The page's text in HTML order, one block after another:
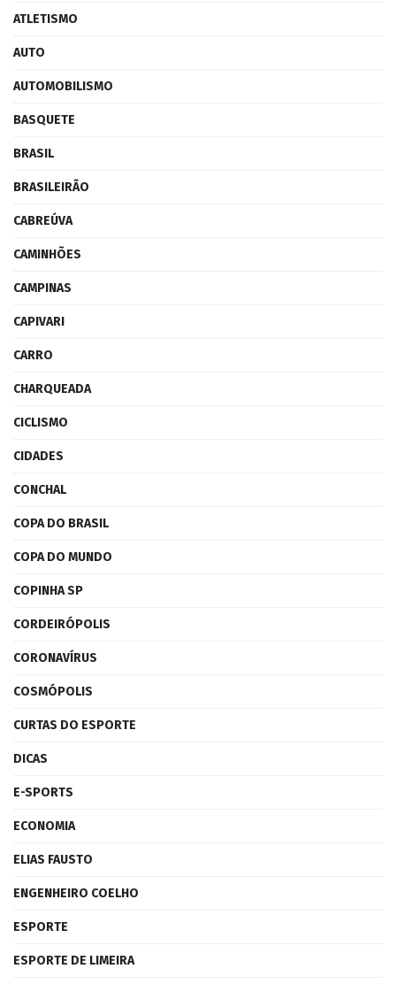
ATLETISMO
AUTO
AUTOMOBILISMO
BASQUETE
BRASIL
BRASILEIRÃO
CABREÚVA
CAMINHÕES
CAMPINAS
CAPIVARI
CARRO
CHARQUEADA
CICLISMO
CIDADES
CONCHAL
COPA DO BRASIL
COPA DO MUNDO
COPINHA SP
CORDEIRÓPOLIS
CORONAVÍRUS
COSMÓPOLIS
CURTAS DO ESPORTE
DICAS
E-SPORTS
ECONOMIA
ELIAS FAUSTO
ENGENHEIRO COELHO
ESPORTE
ESPORTE DE LIMEIRA